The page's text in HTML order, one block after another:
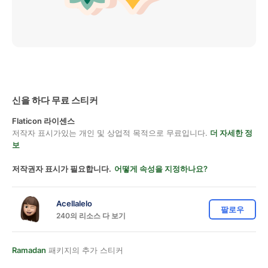
신을 하다 무료 스티커
Flaticon 라이센스
저작자 표시가있는 개인 및 상업적 목적으로 무료입니다. 더 자세한 정
보
저작권자 표시가 필요합니다. 어떻게 속성을 지정하나요?
Acellalelo
240의 리소스 다 보기
팔로우
Ramadan 패키지의 추가 스티커